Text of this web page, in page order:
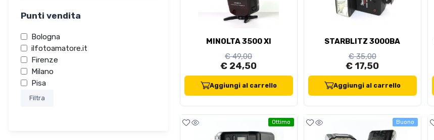
Punti vendita
Bologna
ilfotoamatore.it
Firenze
Milano
Pisa
Filtra
MINOLTA 3500 XI
€ 49,00
€ 24,50
Aggiungi al carrello
STARBLITZ 3000BA
€ 35,00
€ 17,50
Aggiungi al carrello
Ottimo Buono